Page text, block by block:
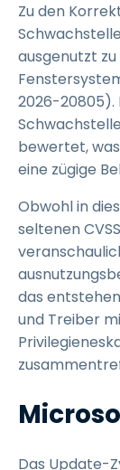
Zu den
ausgenutzt
2026-20805).
bewertet,
eine zügige
Obwohl in
seltenen
das
und Treiber
Das Update-